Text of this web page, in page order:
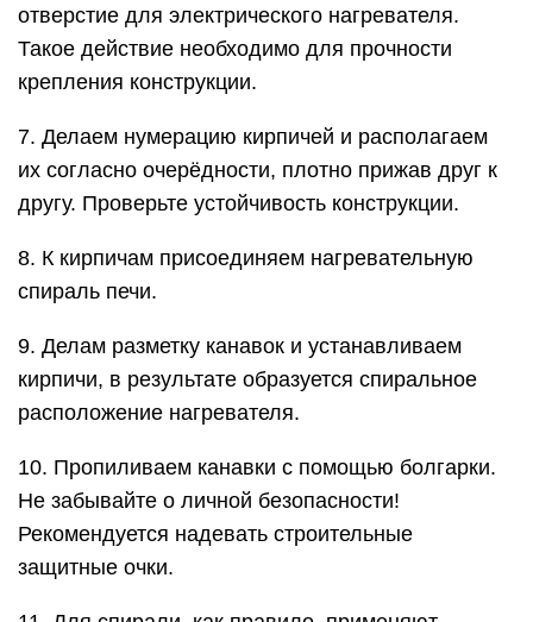
отверстие для электрического нагревателя.
Такое действие необходимо для прочности
крепления конструкции.
7. Делаем нумерацию кирпичей и располагаем
их согласно очерёдности, плотно прижав друг к
другу. Проверьте устойчивость конструкции.
8. К кирпичам присоединяем нагревательную
спираль печи.
9. Делам разметку канавок и устанавливаем
кирпичи, в результате образуется спиральное
расположение нагревателя.
10. Пропиливаем канавки с помощью болгарки.
Не забывайте о личной безопасности!
Рекомендуется надевать строительные
защитные очки.